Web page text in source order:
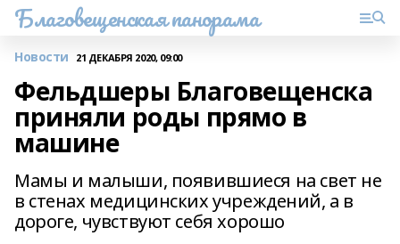
Благовещенская панорама
Новости 21 ДЕКАБРЯ 2020, 09:00
Фельдшеры Благовещенска
приняли роды прямо в
машине
Мамы и малыши, появившиеся на свет не
в стенах медицинских учреждений, а в
дороге, чувствуют себя хорошо